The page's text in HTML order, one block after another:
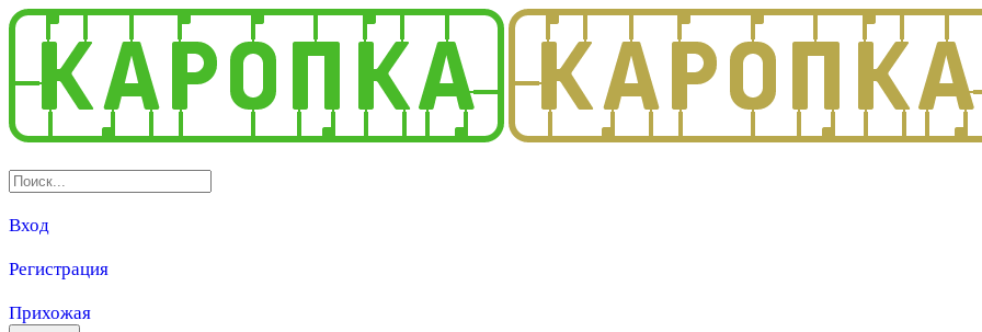
Вход
Регистрация
Прихожая